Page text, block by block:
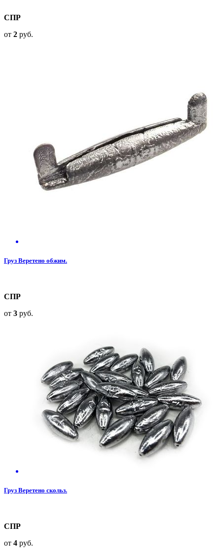
СПР
от 2 руб.
Груз Веретено обжим.
СПР
от 3 руб.
Груз Веретено скольз.
СПР
от 4 руб.